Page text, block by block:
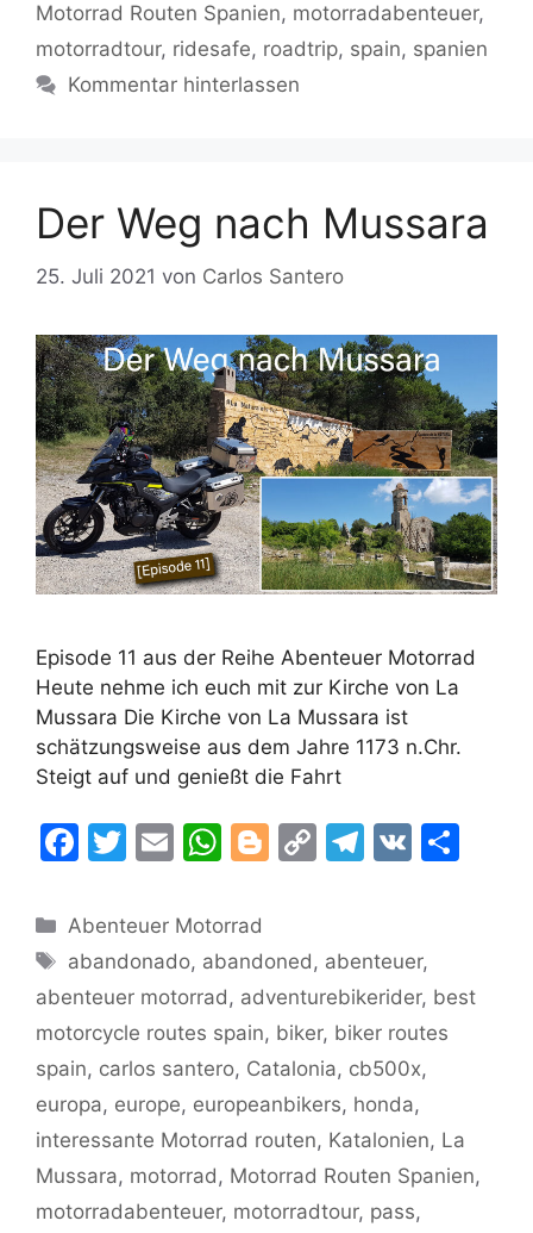
Motorrad Routen Spanien, motorradabenteuer,
motorradtour, ridesafe, roadtrip, spain, spanien
Kommentar hinterlassen
Der Weg nach Mussara
25. Juli 2021 von Carlos Santero
Episode 11 aus der Reihe Abenteuer Motorrad
Heute nehme ich euch mit zur Kirche von La
Mussara Die Kirche von La Mussara ist
schätzungsweise aus dem Jahre 1173 n.Chr.
Steigt auf und genießt die Fahrt
F
c
e
b
o
o
k
T
itt
er
E
ai
l
W
at
s
A
p
p
Bl
g
er
C
y
Li
n
k
T
gr
a
m
V
Kategorien
Abenteuer Motorrad
Schlagwörter
abandonado, abandoned , abenteuer,
abenteuer motorrad , adventurebikerider, best
motorcycle routes spain, biker, biker routes
spain, carlos santero, Catalonia, cb500x,
europa, europe, europeanbikers, honda,
interessante Motorrad routen, Katalonien, La
Mussara, motorrad , Motorrad Routen Spanien,
motorradabenteuer, motorradtour, pass,